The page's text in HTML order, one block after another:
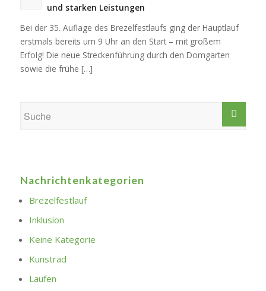
und starken Leistungen
Bei der 35. Auflage des Brezelfestlaufs ging der Hauptlauf
erstmals bereits um 9 Uhr an den Start – mit großem
Erfolg! Die neue Streckenführung durch den Domgarten
sowie die frühe […]
Nachrichtenkategorien
Brezelfestlauf
Inklusion
Keine Kategorie
Kunstrad
Laufen